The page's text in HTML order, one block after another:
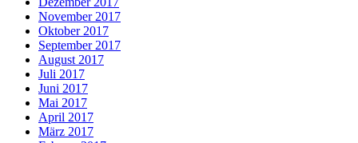
November 2017
Oktober 2017
September 2017
August 2017
Juli 2017
Juni 2017
Mai 2017
April 2017
März 2017